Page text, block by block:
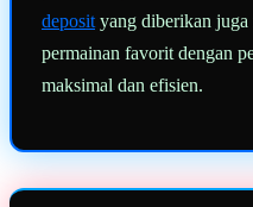
deposit yang diberikan juga
permainan favorit dengan
maksimal dan efisien.